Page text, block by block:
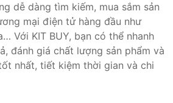
dễ dàng tìm kiếm, mua sắm sản
mại điện tử hàng đầu như
Với KIT BUY, bạn có thể nhanh
đánh giá chất lượng sản phẩm và
nhất, tiết kiệm thời gian và chi